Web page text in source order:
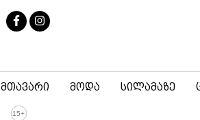
მთავარი მოდა სილამაზე